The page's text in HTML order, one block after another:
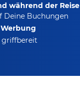
während der Reise
Deine Buchungen
griffbereit